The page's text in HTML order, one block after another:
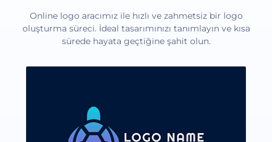
Online logo aracımız ile hızlı ve zahmetsiz bir logo
oluşturma süreci. İdeal tasarımınızı tanımlayın ve kısa
sürede hayata geçtiğine şahit olun.